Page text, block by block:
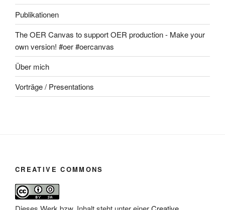
Publikationen
The OER Canvas to support OER production - Make your
own version! #oer #oercanvas
Über mich
Vorträge / Presentations
CREATIVE COMMONS